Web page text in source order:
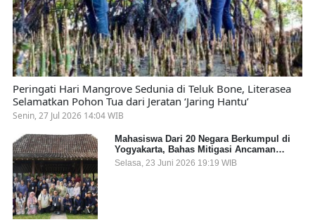
Peringati Hari Mangrove Sedunia di Teluk Bone, Literasea
Selamatkan Pohon Tua dari Jeratan ‘Jaring Hantu’
Senin, 27 Jul 2026 14:04 WIB
Mahasiswa Dari 20 Negara Berkumpul di
Yogyakarta, Bahas Mitigasi Ancaman
Kesehatan Global
Selasa, 23 Juni 2026 19:19 WIB